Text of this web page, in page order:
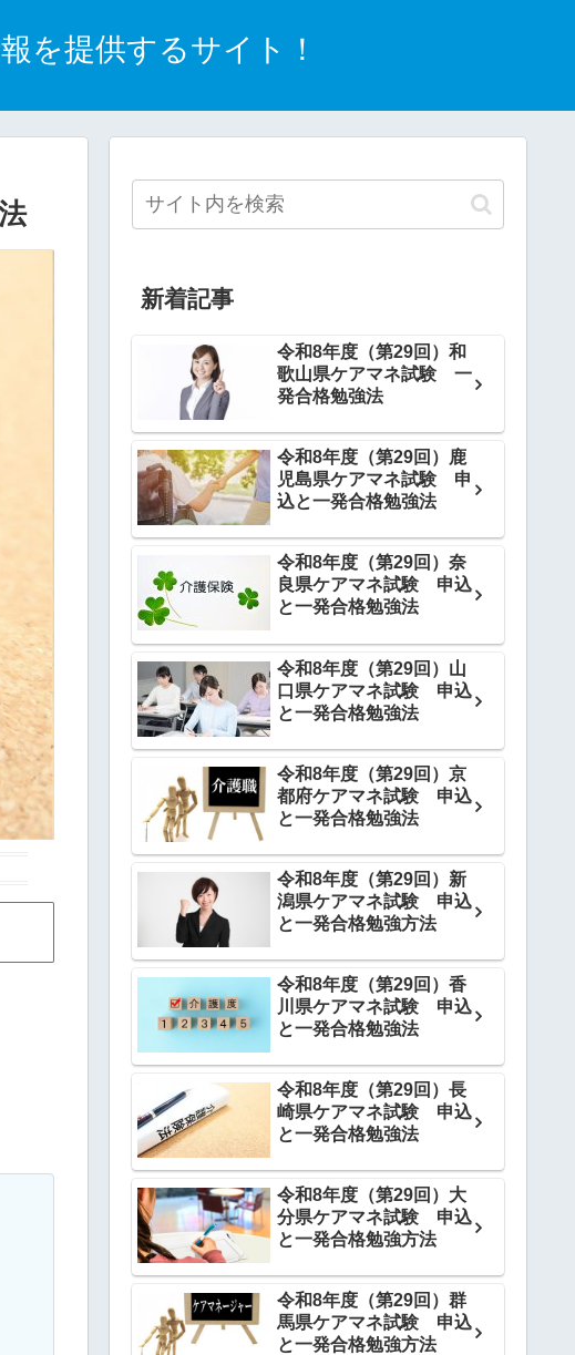
を提供するサイト！
新着記事
令和8年度（第29回）和
歌山県ケアマネ試験 一
発合格勉強法
令和8年度（第29回）鹿
児島県ケアマネ試験 申
込と一発合格勉強法
令和8年度（第29回）奈
良県ケアマネ試験 申込
と一発合格勉強法
令和8年度（第29回）山
口県ケアマネ試験 申込
と一発合格勉強法
令和8年度（第29回）京
都府ケアマネ試験 申込
と一発合格勉強法
令和8年度（第29回）新
潟県ケアマネ試験 申込
と一発合格勉強方法
令和8年度（第29回）香
川県ケアマネ試験 申込
と一発合格勉強法
令和8年度（第29回）長
崎県ケアマネ試験 申込
と一発合格勉強法
令和8年度（第29回）大
分県ケアマネ試験 申込
と一発合格勉強方法
令和8年度（第29回）群
馬県ケアマネ試験 申込
と一発合格勉強方法